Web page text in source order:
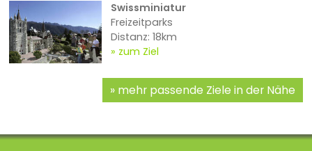
Swissminiatur
Freizeitparks
Distanz: 18km
zum Ziel
mehr passende Ziele in der Nähe